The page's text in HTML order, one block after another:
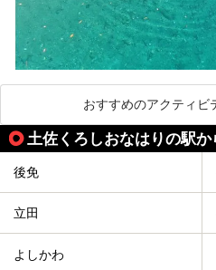
おすすめのアクティビ
土佐くろしおなはりの駅
後免
立田
よしかわ